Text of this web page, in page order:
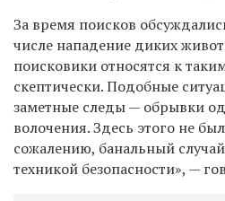
За время поисков
числе нападение диких
поисковики относятся к
скептически. Подобные
заметные следы — обрывки
волочения. Здесь этого не
сожалению, банальный
техникой безопасности», —